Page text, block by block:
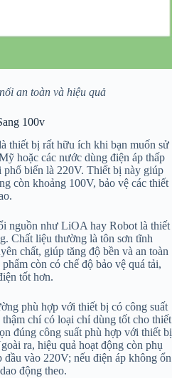
an toàn và hiệu quả
100v
thiết bị rất hữu ích khi bạn muốn sử
hoặc các nước dùng điện áp thấp
biến là 220V. Thiết bị này giúp
còn khoảng 100V, bảo vệ các thiết
nguồn như LiOA hay Robot là thiết
Chất liệu thường là tôn sơn tĩnh
chất, giúp tăng độ bền và an toàn
còn có chế độ bảo vệ quá tải,
tốt hơn.
phù hợp với thiết bị có công suất
chí có loại chỉ dùng tốt cho thiết
đúng công suất phù hợp với thiết bị
ra, hiệu quả hoạt động còn phụ
vào 220V; nếu điện áp không ổn
động theo.